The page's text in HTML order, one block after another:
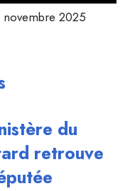
2025
du
retrouve